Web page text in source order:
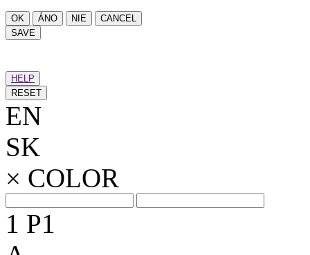
OK ÁNO NIE
CANCEL
SAVE
HELP
RESET
EN
SK
× COLOR
1 P1